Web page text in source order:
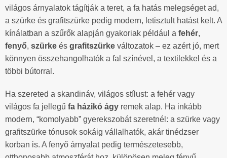
világos árnyalatok tágítják a teret, a fa hatás melegséget ad,
a szürke és grafitszürke pedig modern, letisztult hatást kelt. A
kínálatban a szűrők alapján gyakoriak például a fehér,
fenyő, szürke és grafitszürke változatok – ez azért jó, mert
könnyen összehangolhatók a fal színével, a textilekkel és a
többi bútorral.
Ha szereted a skandináv, világos stílust: a fehér vagy
világos fa jellegű fa házikó ágy remek alap. Ha inkább
modern, “komolyabb” gyerekszobát szeretnél: a szürke vagy
grafitszürke tónusok sokáig vállalhatók, akár tinédzser
korban is. A fenyő árnyalat pedig természetesebb,